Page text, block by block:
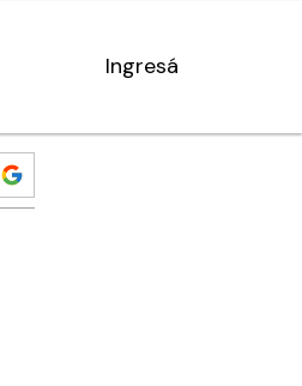
Ingresá